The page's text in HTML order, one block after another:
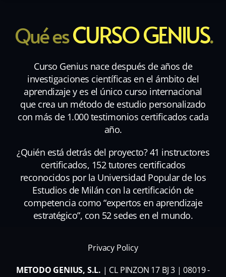
Qué esCURSO GENIUS.
Curso Genius nace después de años de
investigaciones científicas en el ámbito del
aprendizaje y es el único curso internacional
que crea un método de estudio personalizado
con más de 1.000 testimonios certificados cada
año.
¿Quién está detrás del proyecto? 41 instructores
certificados, 152 tutores certificados
reconocidos por la Universidad Popular de los
Estudios de Milán con la certificación de
competencia como “expertos en aprendizaje
estratégico”, con 52 sedes en el mundo.
Privacy Policy
METODO GENIUS, S.L. | CL PINZON 17 BJ 3 | 08019 -